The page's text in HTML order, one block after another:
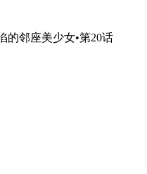
的邻座美少女•第20话